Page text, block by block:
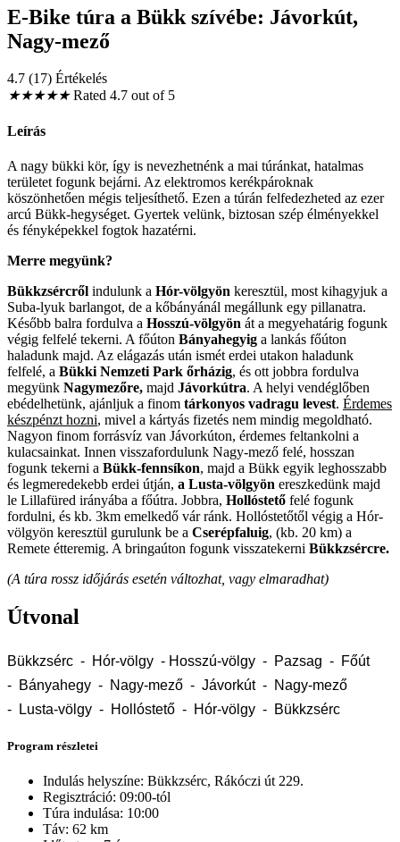
E-Bike túra a Bükk szívébe: Jávorkút,
Nagy-mező
4.7 (17) Értékelés
★★★★★ Rated 4.7 out of 5
Leírás
A nagy bükki kör, így is nevezhetnénk a mai túránkat, hatalmas
területet fogunk bejárni. Az elektromos kerékpároknak
köszönhetően mégis teljesíthető. Ezen a túrán felfedezheted az ezer
arcú Bükk-hegységet. Gyertek velünk, biztosan szép élményekkel
és fényképekkel fogtok hazatérni.
Merre megyünk?
Bükkzsércről indulunk a Hór-völgyön keresztül, most kihagyjuk a
Suba-lyuk barlangot, de a kőbányánál megállunk egy pillanatra.
Később balra fordulva a Hosszú-völgyön át a megyehatárig fogunk
végig felfelé tekerni. A főúton Bányahegyig a lankás főúton
haladunk majd. Az elágazás után ismét erdei utakon haladunk
felfelé, a Bükki Nemzeti Park őrházig, és ott jobbra fordulva
megyünk Nagymezőre, majd Jávorkútra. A helyi vendéglőben
ebédelhetünk, ajánljuk a finom tárkonyos vadragu levest. Érdemes
készpénzt hozni, mivel a kártyás fizetés nem mindig megoldható.
Nagyon finom forrásvíz van Jávorkúton, érdemes feltankolni a
kulacsainkat. Innen visszafordulunk Nagy-mező felé, hosszan
fogunk tekerni a Bükk-fennsíkon, majd a Bükk egyik leghosszabb
és legmeredekebb erdei útján, a Lusta-völgyön ereszkedünk majd
le Lillafüred irányába a főútra. Jobbra, Hollóstető felé fogunk
fordulni, és kb. 3km emelkedő vár ránk. Hollóstetőtől végig a Hór-
völgyön keresztül gurulunk be a Cserépfaluig, (kb. 20 km) a
Remete étteremig. A bringaúton fogunk visszatekerni Bükkzsércre.
(A túra rossz időjárás esetén változhat, vagy elmaradhat)
Útvonal
Bükkzsérc - Hór-völgy - Hosszú-völgy - Pazsag - Főút
- Bányahegy - Nagy-mező - Jávorkút - Nagy-mező
-
Lusta-völgy - Hollóstető - Hór-völgy - Bükkzsérc
Program részletei
Indulás helyszíne: Bükkzsérc, Rákóczi út 229.
Regisztráció: 09:00-tól
Túra indulása: 10:00
Táv: 62 km